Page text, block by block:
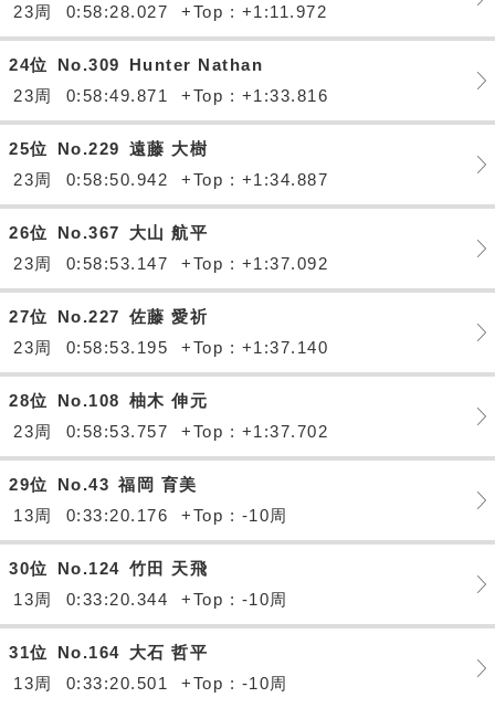
23周 0:58:28.027 +Top : +1:11.972
24位 No.309
Hunter Nathan
23周
0:58:49.871 +Top : +1:33.816
25位 No.229 遠藤 大樹
23周
0:58:50.942 +Top : +1:34.887
26位 No.367
大山 航平
23周
0:58:53.147 +Top : +1:37.092
27位 No.227 佐藤 愛祈
23周
0:58:53.195 +Top : +1:37.140
28位 No.108 柚木 伸元
23周
0:58:53.757 +Top : +1:37.702
29位 No.43 福岡 育美
13周
0:33:20.176 +Top : -10周
30位 No.124 竹田 天飛
13周
0:33:20.344 +Top : -10周
31位 No.164 大石 哲平
13周
0:33:20.501 +Top : -10周